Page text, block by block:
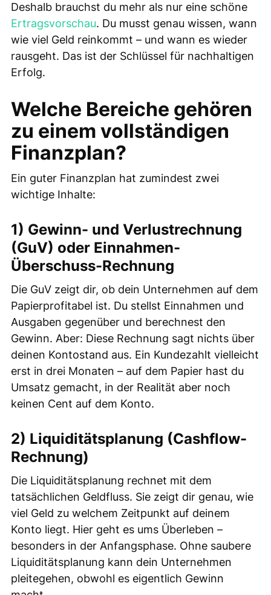
Deshalb brauchst du mehr als nur eine schöne
Ertragsvorschau. Du musst genau wissen, wann
wie viel Geld reinkommt – und wann es wieder
rausgeht. Das ist der Schlüssel für nachhaltigen
Erfolg.
Welche Bereiche gehören
zu einem vollständigen
Finanzplan?
Ein guter Finanzplan hat zumindest zwei
wichtige Inhalte:
1) Gewinn- und Verlustrechnung
(GuV) oder Einnahmen-
Überschuss-Rechnung
Die GuV zeigt dir, ob dein Unternehmen auf dem
Papierprofitabel ist. Du stellst Einnahmen und
Ausgaben gegenüber und berechnest den
Gewinn. Aber: Diese Rechnung sagt nichts über
deinen Kontostand aus. Ein Kundezahlt vielleicht
erst in drei Monaten – auf dem Papier hast du
Umsatz gemacht, in der Realität aber noch
keinen Cent auf dem Konto.
2) Liquiditätsplanung (Cashflow-
Rechnung)
Die Liquiditätsplanung rechnet mit dem
tatsächlichen Geldfluss. Sie zeigt dir genau, wie
viel Geld zu welchem Zeitpunkt auf deinem
Konto liegt. Hier geht es ums Überleben –
besonders in der Anfangsphase. Ohne saubere
Liquiditätsplanung kann dein Unternehmen
pleitegehen, obwohl es eigentlich Gewinn